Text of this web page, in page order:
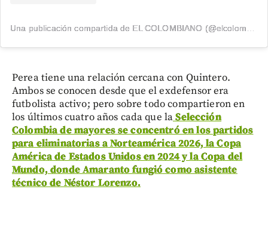
Perea tiene una relación cercana con Quintero.
Ambos se conocen desde que el exdefensor era
futbolista activo; pero sobre todo compartieron en
los últimos cuatro años cada que laSelección
Colombia de mayores se concentró en los partidos
para eliminatorias a Norteamérica 2026, la Copa
América de Estados Unidos en 2024 y la Copa del
Mundo, donde Amaranto fungió como asistente
técnico de Néstor Lorenzo.